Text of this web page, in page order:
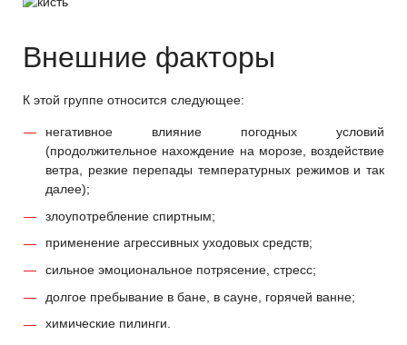
Внешние факторы
К этой группе относится следующее:
негативное влияние погодных условий
(продолжительное нахождение на морозе, воздействие
ветра, резкие перепады температурных режимов и так
далее);
злоупотребление спиртным;
применение агрессивных уходовых средств;
сильное эмоциональное потрясение, стресс;
долгое пребывание в бане, в сауне, горячей ванне;
химические пилинги.